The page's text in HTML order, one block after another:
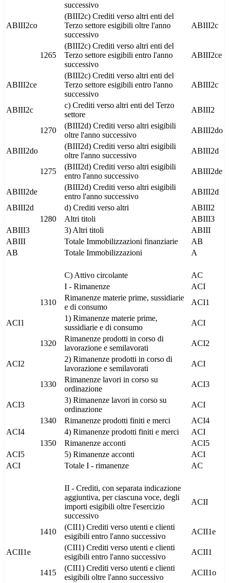
successivo
ABIII2co
(BIII2c) Crediti verso altri enti del
Terzo settore esigibili oltre l'anno
successivo
ABIII2c
1265
(BIII2c) Crediti verso altri enti del
Terzo settore esigibili entro l'anno
successivo
ABIII2ce
ABIII2ce
(BIII2c) Crediti verso altri enti del
Terzo settore esigibili entro l'anno
successivo
ABIII2c
ABIII2c
c) Crediti verso altri enti del Terzo
settore
ABIII2
1270
(BIII2d) Crediti verso altri esigibili
oltre l'anno successivo
ABIII2do
ABIII2do
(BIII2d) Crediti verso altri esigibili
oltre l'anno successivo
ABIII2d
1275
(BIII2d) Crediti verso altri esigibili
entro l'anno successivo
ABIII2de
ABIII2de
(BIII2d) Crediti verso altri esigibili
entro l'anno successivo
ABIII2d
ABIII2d
d) Crediti verso altri
ABIII2
1280
Altri titoli
ABIII3
ABIII3
3) Altri titoli
ABIII
ABIII
Totale Immobilizzazioni finanziarie
AB
AB
Totale Immobilizzazioni A
C) Attivo circolante
AC
I - Rimanenze
ACI
1310
Rimanenze materie prime, sussidiarie
e di consumo
ACI1
ACI1
1) Rimanenze materie prime,
sussidiarie e di consumo
ACI
1320
Rimanenze prodotti in corso di
lavorazione e semilavorati
ACI2
ACI2
2) Rimanenze prodotti in corso di
lavorazione e semilavorati
ACI
1330
Rimanenze lavori in corso su
ordinazione
ACI3
ACI3
3) Rimanenze lavori in corso su
ordinazione
ACI
1340
Rimanenze prodotti finiti e merci
ACI4
ACI4
4) Rimanenze prodotti finiti e merci
ACI
1350
Rimanenze acconti
ACI5
ACI5
5) Rimanenze acconti
ACI
ACI
Totale I - rimanenze AC
II - Crediti, con separata indicazione
aggiuntiva, per ciascuna voce, degli
importi esigibili oltre l'esercizio
successivo
ACII
1410
(CII1) Crediti verso utenti e clienti
esigibili entro l'anno successivo
ACII1e
ACII1e
(CII1) Crediti verso utenti e clienti
esigibili entro l'anno successivo
ACII1
1415
(CII1) Crediti verso utenti e clienti
esigibili oltre l'anno successivo
ACII1o